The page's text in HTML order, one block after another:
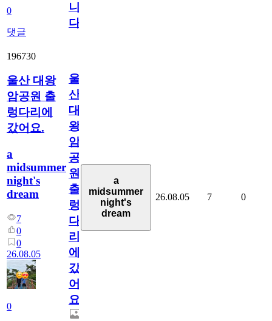
0
댓글
니
다
196730
울산 대왕
암공원 출
렁다리에
갔어요.
a
midsummer
night's
dream
7
0
0
26.08.05
0
울
산
대
왕
암
공
원
출
렁
다
리
에
갔
어
요.
a
midsummer
night's
dream
26.08.05 7 0